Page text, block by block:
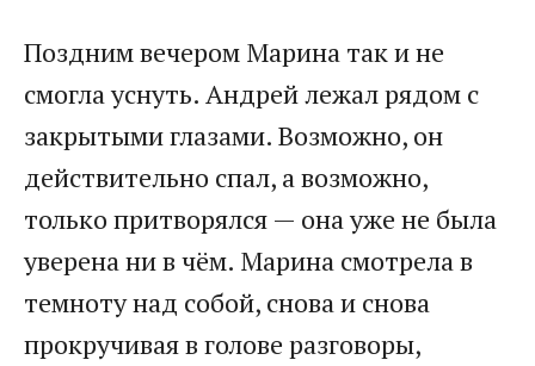
Поздним вечером Марина так и не
смогла уснуть. Андрей лежал рядом с
закрытыми глазами. Возможно, он
действительно спал, а возможно,
только притворялся — она уже не была
уверена ни в чём. Марина смотрела в
темноту над собой, снова и снова
прокручивая в голове разговоры,